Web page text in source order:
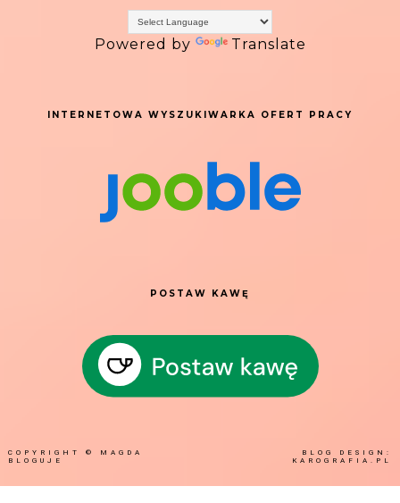
Powered by Translate
INTERNETOWA WYSZUKIWARKA OFERT PRACY
POSTAW KAWĘ
COPYRIGHT ©
MAGDA
BLOGUJE
BLOG DESIGN:
KAROGRAFIA.PL